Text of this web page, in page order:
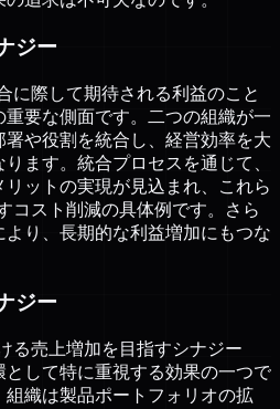
ジー
に際して期待される利益のこと
要な側面です。二つの組織が一
や役割を統合し、経営効率を大
ます。統合プロセスを通じて、
ットの実現が見込まれ、これら
コスト削減の具体例です。さら
り、長期的な利益増加にもつな
ジー
る売上増加を目指すシナジー
して特に重視する効果の一つで
織は製品ポートフォリオの拡